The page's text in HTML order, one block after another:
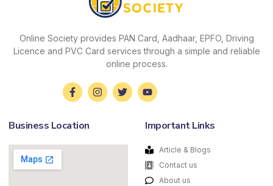
Online Society provides PAN Card, Aadhaar, EPFO, Driving
Licence and PVC Card services through a simple and reliable
online process.
Business Location Important Links
Article & Blogs
Contact us
About us